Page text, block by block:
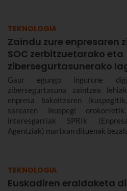
TEKNOLOGIA
Zaindu zure enpresaren
SOC zerbitzuetarako eta
zibersegurtasunerako
Gaur egungo ingurune
zibersegurtasuna zaintzea
enpresa bakoitzaren
sarearen ikuspegi
interesgarriak SPRIk
Agentziak) martxan dituenak
TEKNOLOGIA
Euskadiren eraldaketa